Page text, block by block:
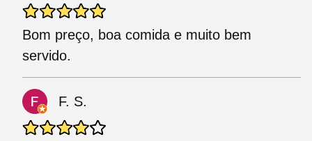
Bom preço, boa comida e muito bem
servido.
F. S.